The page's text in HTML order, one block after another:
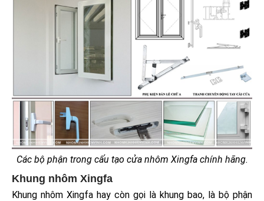
Các bộ phận trong cấu tạo cửa nhôm Xingfa chính hãng.
Khung nhôm Xingfa
Khung nhôm Xingfa hay còn gọi là khung bao, là bộ phận